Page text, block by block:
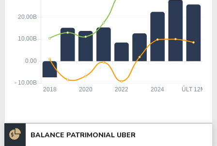
BALANCE PATRIMONIAL UBER